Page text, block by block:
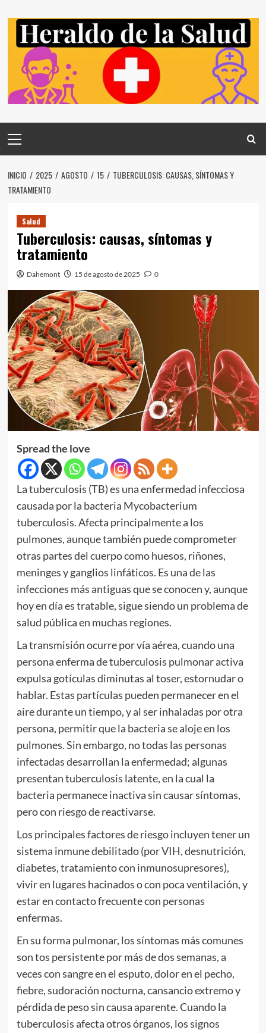
contenido
principal
INICIO 2025 AGOSTO 15
TUBERCULOSIS: CAUSAS, SÍNTOMAS Y
TRATAMIENTO
Salud
Tuberculosis: causas, síntomas y
tratamiento
Dahemont 15 de agosto de 2025 0
Spread the love
La tuberculosis (TB) es una enfermedad infecciosa
causada por la bacteria Mycobacterium
tuberculosis. Afecta principalmente a los
pulmones, aunque también puede comprometer
otras partes del cuerpo como huesos, riñones,
meninges y ganglios linfáticos. Es una de las
infecciones más antiguas que se conocen y, aunque
hoy en día es tratable, sigue siendo un problema de
salud pública en muchas regiones.
La transmisión ocurre por vía aérea, cuando una
persona enferma de tuberculosis pulmonar activa
expulsa gotículas diminutas al toser, estornudar o
hablar. Estas partículas pueden permanecer en el
aire durante un tiempo, y al ser inhaladas por otra
persona, permitir que la bacteria se aloje en los
pulmones. Sin embargo, no todas las personas
infectadas desarrollan la enfermedad; algunas
presentan tuberculosis latente, en la cual la
bacteria permanece inactiva sin causar síntomas,
pero con riesgo de reactivarse.
Los principales factores de riesgo incluyen tener un
sistema inmune debilitado (por VIH, desnutrición,
diabetes, tratamiento con inmunosupresores),
vivir en lugares hacinados o con poca ventilación, y
estar en contacto frecuente con personas
enfermas.
En su forma pulmonar, los síntomas más comunes
son tos persistente por más de dos semanas, a
veces con sangre en el esputo, dolor en el pecho,
fiebre, sudoración nocturna, cansancio extremo y
pérdida de peso sin causa aparente. Cuando la
tuberculosis afecta otros órganos, los signos